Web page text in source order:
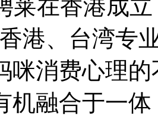
莱在香港成
港、台湾专
咪消费心理
机融合于一